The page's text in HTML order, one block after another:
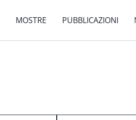
MOSTRE PUBBLICAZIONI